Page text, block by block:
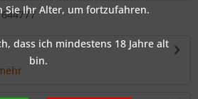
644777
Sie Ihr Alter, um fortzufahren.
dass ich mindestens 18 Jahre alt
bin.